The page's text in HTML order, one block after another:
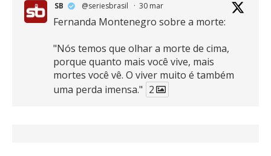
SB @seriesbrasil · 30 mar
Fernanda Montenegro sobre a morte:
"Nós temos que olhar a morte de cima,
porque quanto mais você vive, mais
mortes você vê. O viver muito é também
uma perda imensa." 2